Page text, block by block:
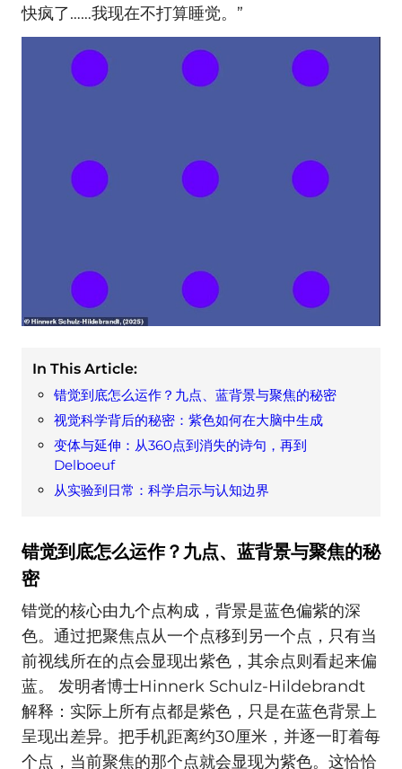
快疯了……我现在不打算睡觉。”
In This Article:
错觉到底怎么运作？九点、蓝背景与聚焦的秘密
视觉科学背后的秘密：紫色如何在大脑中生成
变体与延伸：从360点到消失的诗句，再到
Delboeuf
从实验到日常：科学启示与认知边界
错觉到底怎么运作？九点、蓝背景与聚焦的秘
密
错觉的核心由九个点构成，背景是蓝色偏紫的深
色。通过把聚焦点从一个点移到另一个点，只有当
前视线所在的点会显现出紫色，其余点则看起来偏
蓝。 发明者博士Hinnerk Schulz-Hildebrandt
解释：实际上所有点都是紫色，只是在蓝色背景上
呈现出差异。把手机距离约30厘米，并逐一盯着每
个点，当前聚焦的那个点就会显现为紫色。这恰恰